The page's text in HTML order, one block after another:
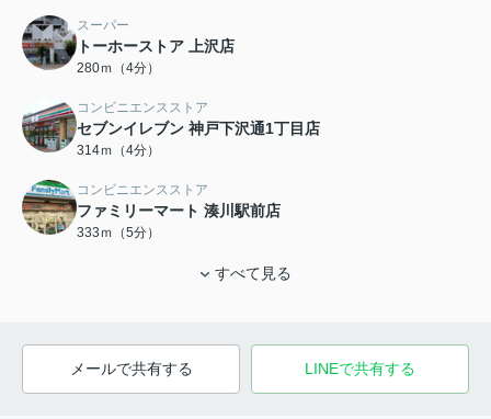
スーパー
トーホーストア 上沢店
280ｍ（4分）
コンビニエンスストア
セブンイレブン 神戸下沢通1丁目店
314ｍ（4分）
コンビニエンスストア
ファミリーマート 湊川駅前店
333ｍ（5分）
すべて見る
メールで共有する LINEで共有する